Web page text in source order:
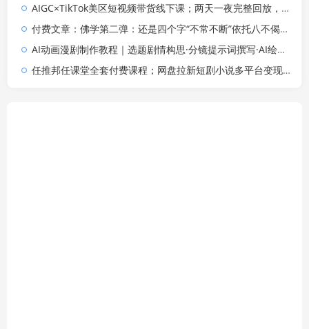
AIGC×TikTok美区短视频带货线下课；两天一夜完整回放，12小时高清视频收录头部操盘手全流程教学
付费文章：佛学第二弹：还是四个字“不常不断”依托八不偈解读无我因果连续之理
AI动画漫剧制作教程｜选题剧情构思·分镜提示词撰写·AI绘图配音·2D动画制作·剪映实操完成完整漫剧成片
任推邦任课堂全套付费课程；网盘拉新短剧小说多平台变现，从入门到高阶零基础也能轻松上手实操